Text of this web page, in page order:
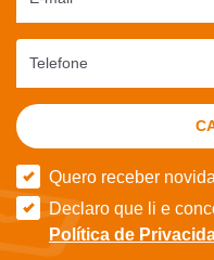
Quero receber
Declaro que li e
Política de